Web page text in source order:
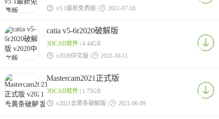
 v5.1最新免费版 |  2021-07-18
catia v5-6r2020破解版
3DCAD软件| 4.44GB
 v2020中文版 |  2021-10-11
Mastercam2021正式版
3DCAD软件| 1.75GB
 v2021去黄条破解版 |  2021-06-09